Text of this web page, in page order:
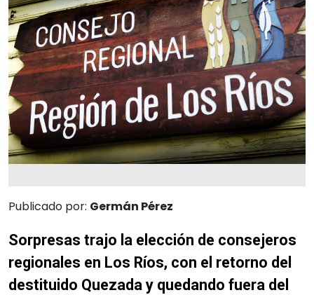
Publicado por: Germán Pérez
Sorpresas trajo la elección de consejeros
regionales en Los Ríos, con el retorno del
destituido Quezada y quedando fuera del